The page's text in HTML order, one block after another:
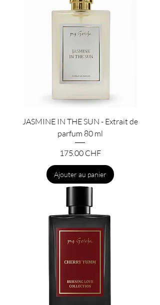
JASMINE IN THE SUN - Extrait de
parfum 80 ml
Prix
175.00 CHF
Ajouter au panier